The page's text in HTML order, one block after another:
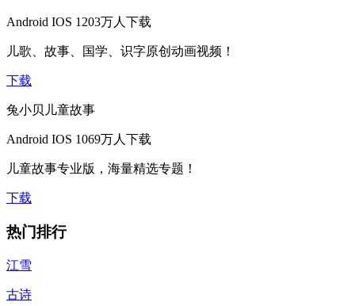
Android IOS 1203万人下载
儿歌、故事、国学、识字原创动画视频！
下载
兔小贝儿童故事
Android IOS 1069万人下载
儿童故事专业版，海量精选专题！
下载
热门排行
江雪
古诗